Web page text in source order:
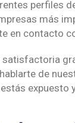
perfiles
más
en contacto
de
expuesto